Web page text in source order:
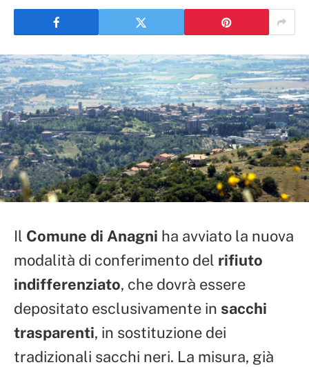
Il Comune di Anagni ha avviato la nuova
modalità di conferimento del rifiuto
indifferenziato, che dovrà essere
depositato esclusivamente in sacchi
trasparenti, in sostituzione dei
tradizionali sacchi neri. La misura, già